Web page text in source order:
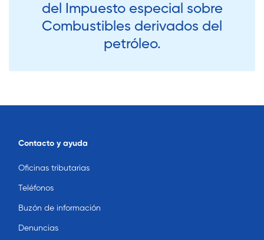
del Impuesto especial sobre
Combustibles derivados del
petróleo.
Contacto y ayuda
Oficinas tributarias
Teléfonos
Buzón de información
Denuncias